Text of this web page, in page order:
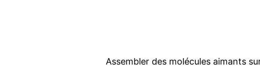
Assembler des molécules aimants